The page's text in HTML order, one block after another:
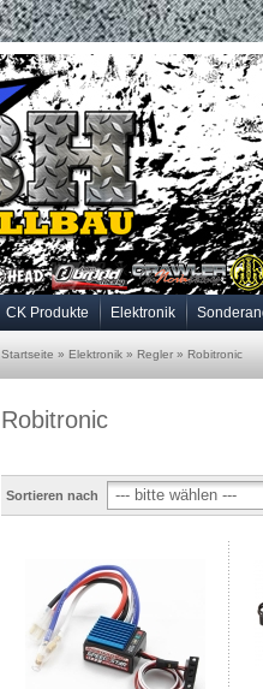
CK Produkte Elektronik
Startseite » Elektronik » Regler » Robitronic
Robitronic
Sortieren nach